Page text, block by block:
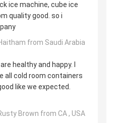
ice machine, cube ice
quality good. so i
from Saudi Arabia
healthy and happy. I
all cold room containers
like we expected.
Brown from CA , USA